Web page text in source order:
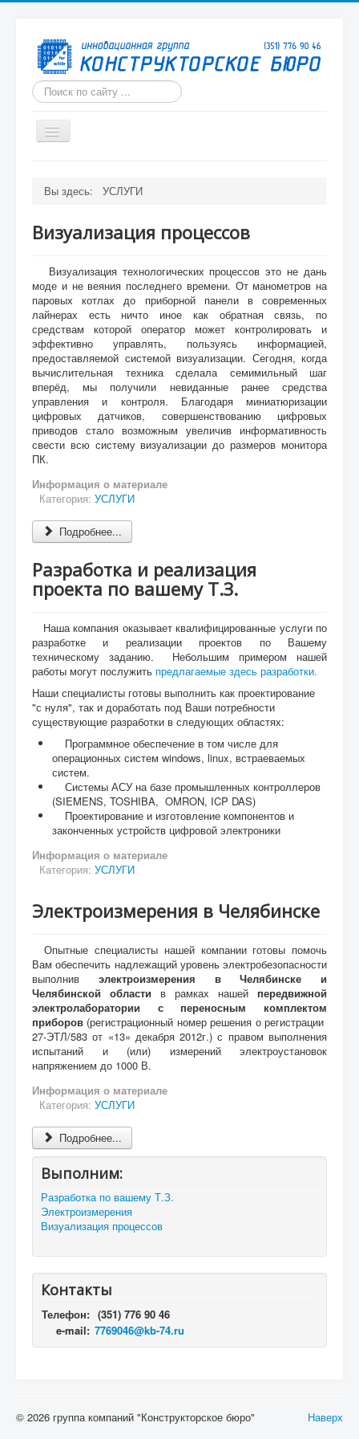
Искать...
Включить/
выключить
О КОМПАНИИ
ФОРУМ
БАЗА ЗНАНИЙ
КАРТА САЙТА
Вы здесь: УСЛУГИ
Визуализация процессов
Визуализация технологических процессов это не дань
моде и не веяния последнего времени. От манометров на
паровых котлах до приборной панели в современных
лайнерах есть ничто иное как обратная связь, по
средствам которой оператор может контролировать и
эффективно управлять, пользуясь информацией,
предоставляемой системой визуализации. Сегодня, когда
вычислительная техника сделала семимильный шаг
вперёд, мы получили невиданные ранее средства
управления и контроля. Благодаря миниатюризации
цифровых датчиков, совершенствованию цифровых
приводов стало возможным увеличив информативность
свести всю систему визуализации до размеров монитора
ПК.
Информация о материале
Категория: УСЛУГИ
Подробнее...
Разработка и реализация
проекта по вашему Т.З.
Наша компания оказывает квалифицированные услуги по
разработке и реализации проектов по Вашему
техническому заданию. Небольшим примером нашей
работы могут послужить предлагаемые здесь разработки.
Наши специалисты готовы выполнить как проектирование
"с нуля", так и доработать под Ваши потребности
существующие разработки в следующих областях:
Программное обеспечение в том числе для
операционных систем windows, linux, встраеваемых
систем.
Системы АСУ на базе промышленных контроллеров
(SIEMENS, TOSHIBA, OMRON, ICP DAS)
Проектирование и изготовление компонентов и
законченных устройств цифровой электроники
Информация о материале
Категория: УСЛУГИ
Электроизмерения в Челябинске
Опытные специалисты нашей компании готовы помочь
Вам обеспечить надлежащий уровень электробезопасности
выполнив электроизмерения в Челябинске и
Челябинской области в рамках нашей передвижной
электролаборатории с переносным комплектом
приборов (регистрационный номер решения о регистрации
27-ЭТЛ/583 от «13» декабря 2012г.) с правом выполнения
испытаний и (или) измерений электроустановок
напряжением до 1000 В.
Информация о материале
Категория: УСЛУГИ
Подробнее...
Выполним:
Разработка по вашему Т.З.
Электроизмерения
Визуализация процессов
Контакты
Телефон: (351) 776 90 46
e-mail: 7769046@kb-74.ru
Наверх
© 2026 группа компаний "Конструкторское бюро"